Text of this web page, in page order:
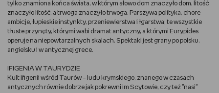
tylko znamiona końca świata, w którym słowo dom znaczyło dom, litość
znaczyło litość, a trwoga znaczyło trwoga. Parszywa polityka, chore
ambicje, łupieskie instynkty, przeniewierstwa i łgarstwa; te wszystkie
tłuste przynęty, którymi wabi dramat antyczny, a którymi Eurypides
operuje na niepowtarzalnych skalach. Spektakl jest grany po polsku,
angielsku i w antycznej grece.
IFIGENIA W TAURYDZIE
Kult Ifigenii wśród Taurów – ludu krymskiego, znanego w czasach
antycznych równie dobrze jak pokrewni im Scytowie, czy też "nasi"